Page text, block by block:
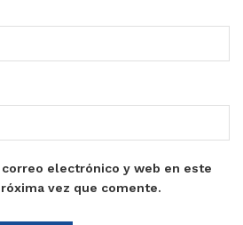
electrónico y web en este
vez que comente.